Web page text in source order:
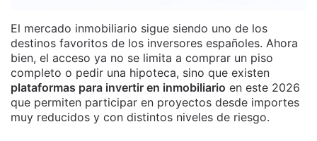
El mercado inmobiliario sigue siendo uno de los
destinos favoritos de los inversores españoles. Ahora
bien, el acceso ya no se limita a comprar un piso
completo o pedir una hipoteca, sino que existen
plataformas para invertir en inmobiliario en este 2026
que permiten participar en proyectos desde importes
muy reducidos y con distintos niveles de riesgo.